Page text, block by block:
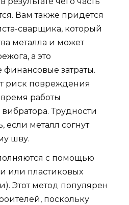
Вам также придется
сварщика, который
металла и может
а это
затраты.
риск повреждения
работы
Трудности
если металл согнут
шву.
с помощью
или пластиковых
Этот метод популярен
поскольку